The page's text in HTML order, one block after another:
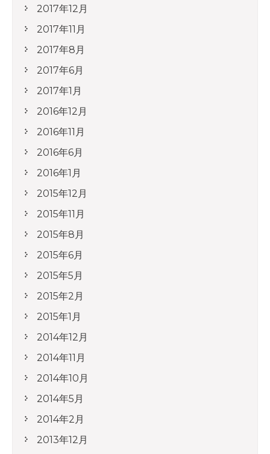
2017年12月
2017年11月
2017年8月
2017年6月
2017年1月
2016年12月
2016年11月
2016年6月
2016年1月
2015年12月
2015年11月
2015年8月
2015年6月
2015年5月
2015年2月
2015年1月
2014年12月
2014年11月
2014年10月
2014年5月
2014年2月
2013年12月